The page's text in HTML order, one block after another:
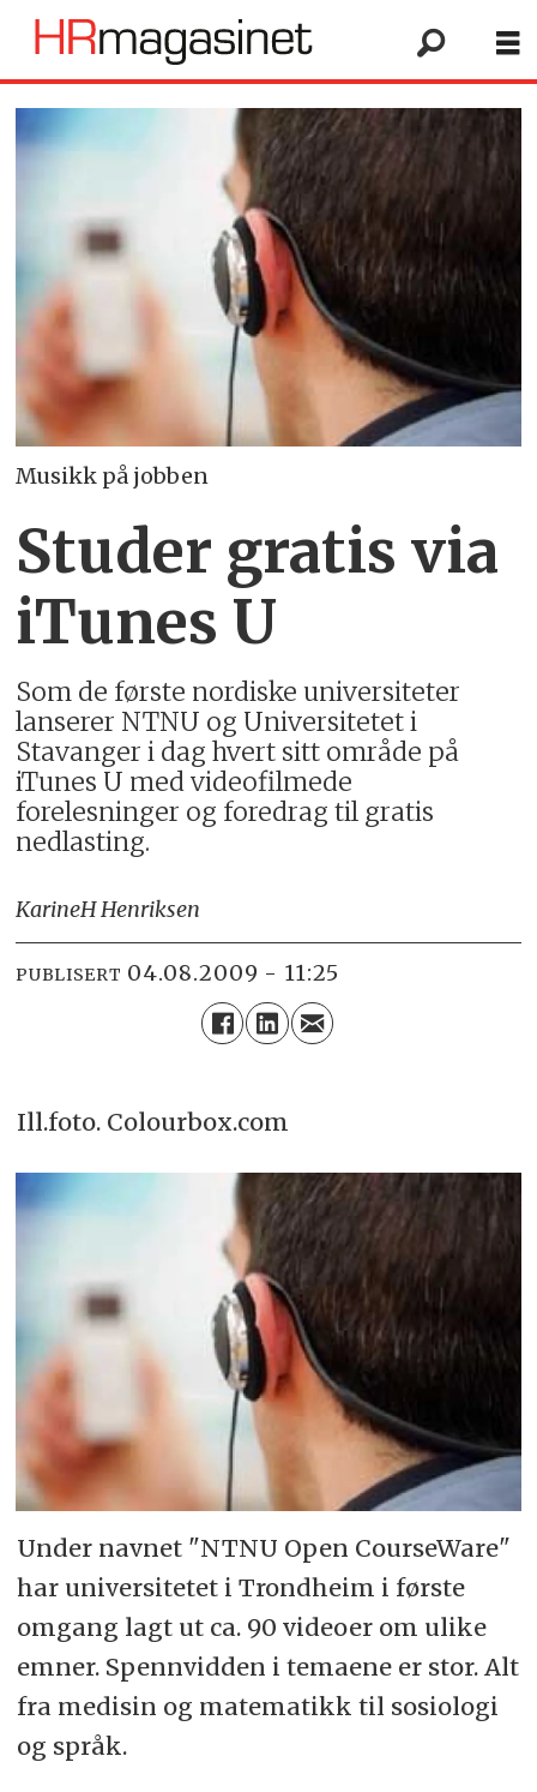
Musikk på jobben
Studer gratis via
iTunes U
Som de første nordiske universiteter
lanserer NTNU og Universitetet i
Stavanger i dag hvert sitt område på
iTunes U med videofilmede
forelesninger og foredrag til gratis
nedlasting.
KarineH Henriksen
PUBLISERT 04.08.2009 - 11:25
Ill.foto. Colourbox.com
Under navnet "NTNU Open CourseWare"
har universitetet i Trondheim i første
omgang lagt ut ca. 90 videoer om ulike
emner. Spennvidden i temaene er stor. Alt
fra medisin og matematikk til sosiologi
og språk.